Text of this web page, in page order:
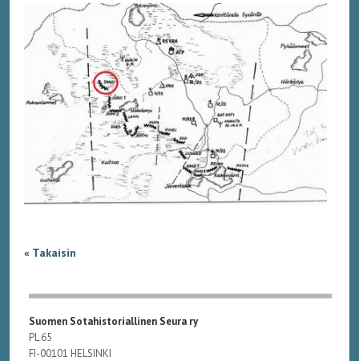
« Takaisin
Suomen Sotahistoriallinen Seura ry
PL 65
FI-00101 HELSINKI